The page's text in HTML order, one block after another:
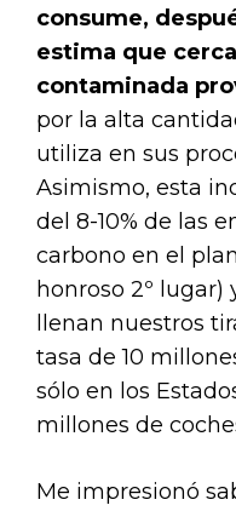
consume,
estima que
contaminada
por la alta
utiliza en sus
Asimismo, esta
del 8-10% de las
carbono en el
honroso 2º lugar)
llenan nuestros
tasa de 10
sólo en los
millones de
Me impresionó